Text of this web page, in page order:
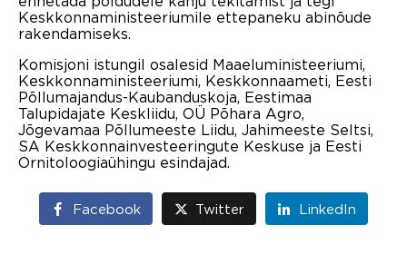
Keskkonnaministeeriumile ettepaneku abinõude
rakendamiseks.
Komisjoni istungil osalesid Maaeluministeeriumi,
Keskkonnaministeeriumi, Keskkonnaameti, Eesti
Põllumajandus-Kaubanduskoja, Eestimaa
Talupidajate Keskliidu, OÜ Põhara Agro,
Jõgevamaa Põllumeeste Liidu, Jahimeeste Seltsi,
SA Keskkonnainvesteeringute Keskuse ja Eesti
Ornitoloogiaühingu esindajad.
Facebook Twitter LinkedIn